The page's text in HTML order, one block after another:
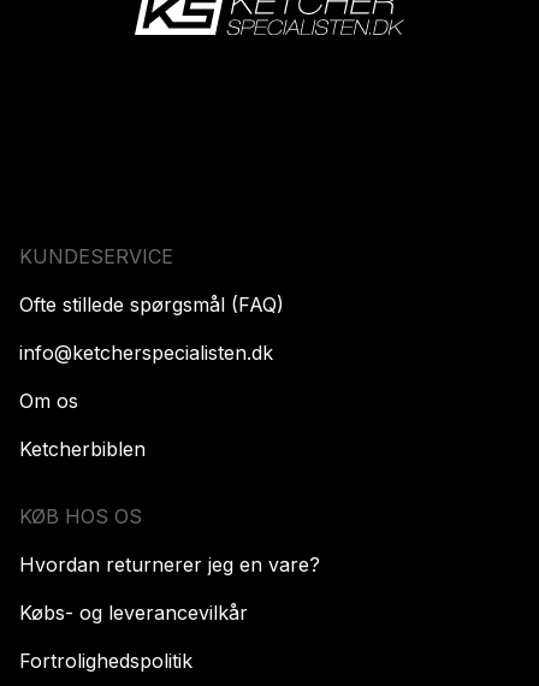
KUNDESERVICE
Ofte stillede spørgsmål (FAQ)
info@ketcherspecialisten.dk
Om os
Ketcherbiblen
KØB HOS OS
Hvordan returnerer jeg en vare?
Købs- og leverancevilkår
Fortrolighedspolitik